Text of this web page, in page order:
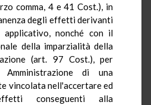
comma, 4 e 41 Cost.), in
degli effetti derivanti
applicativo, nonché con il
della imparzialità della
(art. 97 Cost.), per
Amministrazione di una
vincolata nell'accertare ed
conseguenti alla